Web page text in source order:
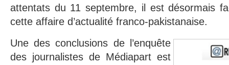
attentats du 11 septembre, il est désormais
cette affaire d’actualité franco-pakistanaise.
Une des conclusions de l’enquête
des journalistes de Médiapart est